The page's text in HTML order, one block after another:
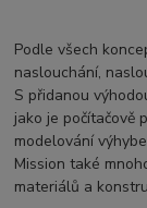
Podle všech
naslouchání,
S přidanou
jako je počítačově
modelování
Mission také
materiálů a